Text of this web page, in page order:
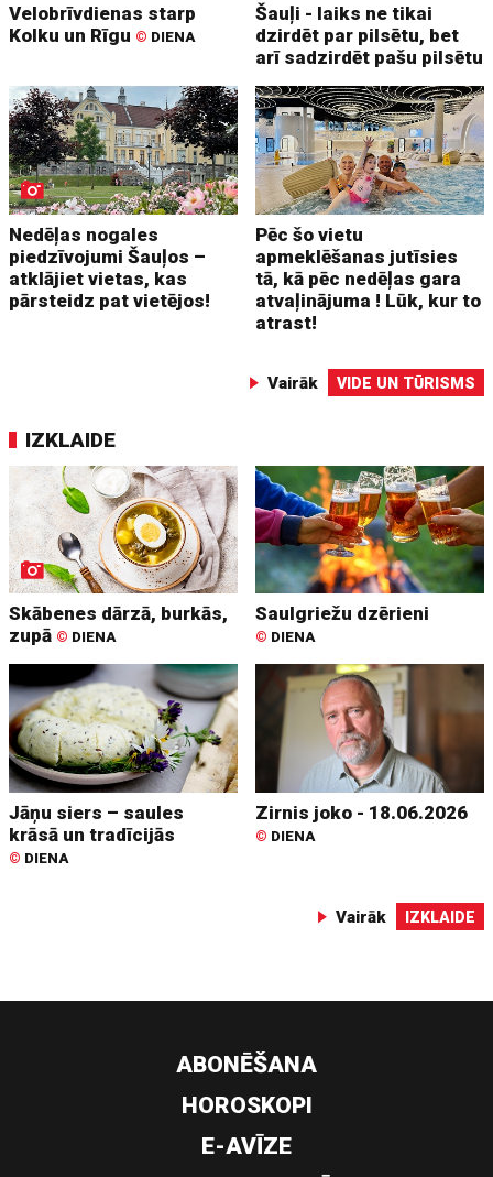
Velobrīvdienas starp
Kolku un Rīgu © DIENA
Šauļi - laiks ne tikai
dzirdēt par pilsētu, bet
arī sadzirdēt pašu pilsētu
Nedēļas nogales
piedzīvojumi Šauļos –
atklājiet vietas, kas
pārsteidz pat vietējos!
Pēc šo vietu
apmeklēšanas jutīsies
tā, kā pēc nedēļas gara
atvaļinājuma ! Lūk, kur to
atrast!
Vairāk VIDE UN TŪRISMS
IZKLAIDE
Skābenes dārzā, burkās,
zupā © DIENA
Saulgriežu dzērieni
© DIENA
Jāņu siers – saules
krāsā un tradīcijās
© DIENA
Zirnis joko - 18.06.2026
© DIENA
Vairāk IZKLAIDE
ABONĒŠANA
HOROSKOPI
E-AVĪZE